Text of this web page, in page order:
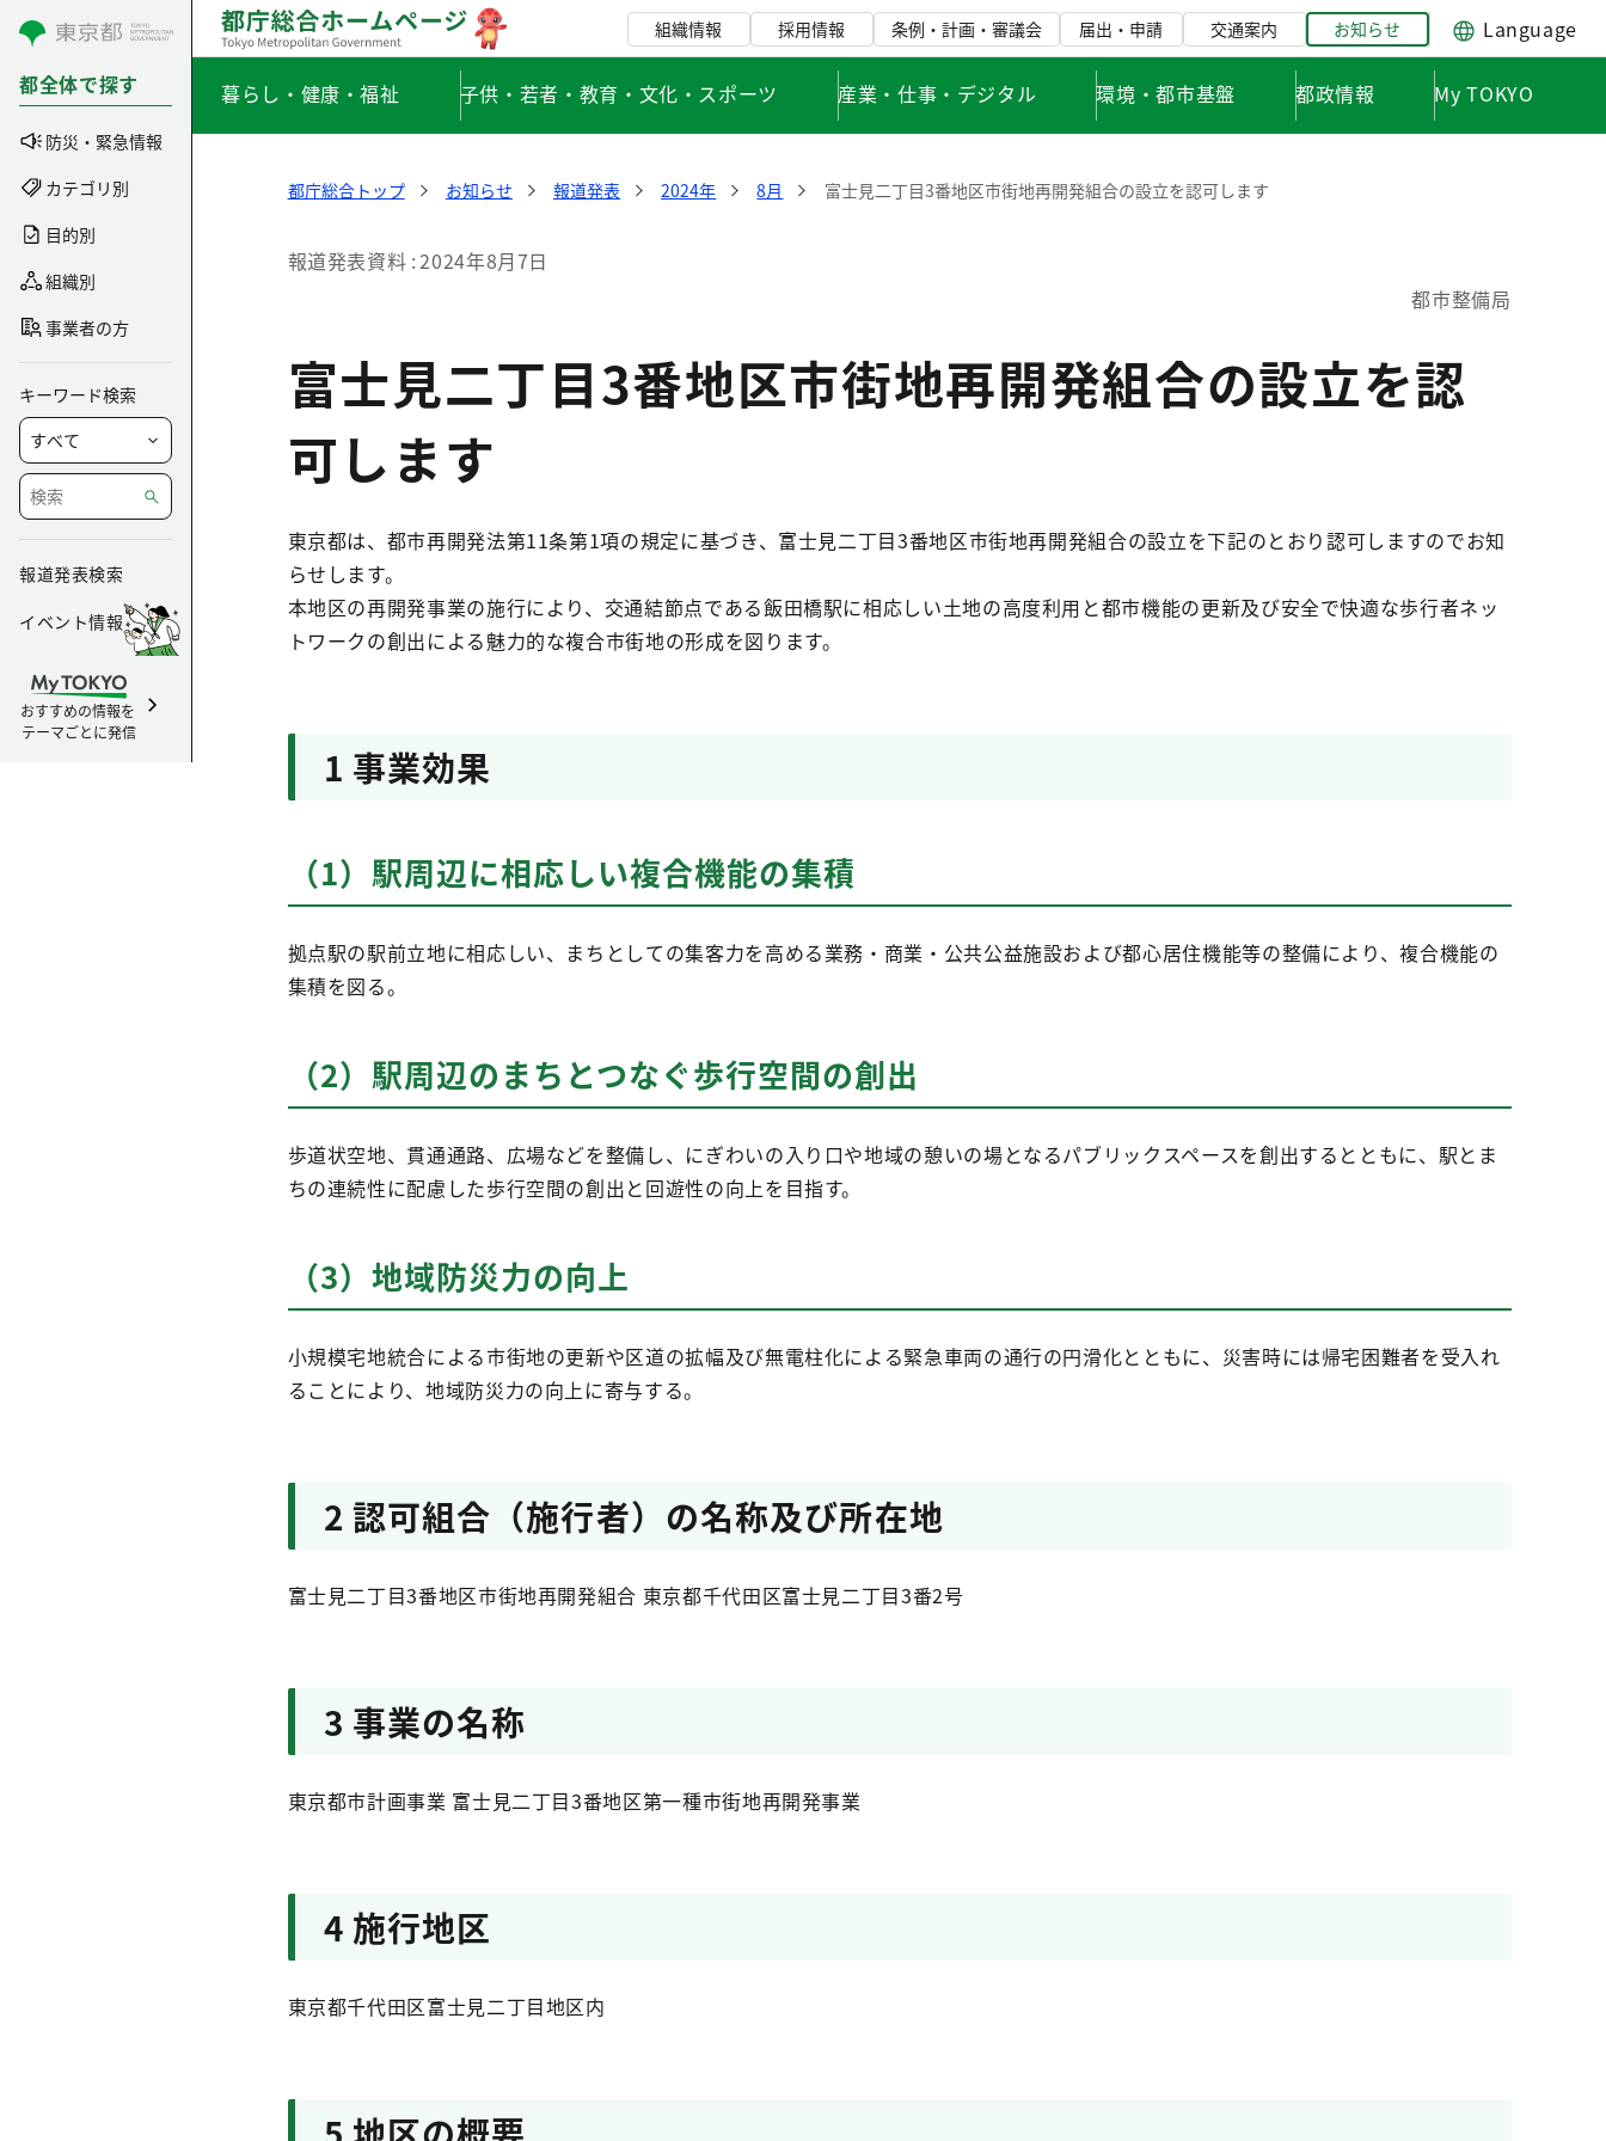
コンテンツにスキップ
都全体で探す
防災・緊急情報
カテゴリ別
目的別
組織別
事業者の方
キーワード検索
報道発表検索
イベント情報
おすすめの情報を
テーマごとに発信
組織情報 採用情報 条例・計画・審議会 届出・申請 交通案内 お知らせ Language
暮らし・健康・福祉 子供・若者・教育・文化・スポーツ 産業・仕事・デジタル 環境・都市基盤 都政情報 My TOKYO
都庁総合トップ お知らせ 報道発表 2024年 8月 富士見二丁目3番地区市街地再開発組合の設立を認可します
報道発表資料 2024年8月7日
都市整備局
富士見二丁目3番地区市街地再開発組合の設立を認
可します
東京都は、都市再開発法第11条第1項の規定に基づき、富士見二丁目3番地区市街地再開発組合の設立を下記のとおり認可しますのでお知
らせします。
本地区の再開発事業の施行により、交通結節点である飯田橋駅に相応しい土地の高度利用と都市機能の更新及び安全で快適な歩行者ネッ
トワークの創出による魅力的な複合市街地の形成を図ります。
1 事業効果
（1）駅周辺に相応しい複合機能の集積
拠点駅の駅前立地に相応しい、まちとしての集客力を高める業務・商業・公共公益施設および都心居住機能等の整備により、複合機能の
集積を図る。
（2）駅周辺のまちとつなぐ歩行空間の創出
歩道状空地、貫通通路、広場などを整備し、にぎわいの入り口や地域の憩いの場となるパブリックスペースを創出するとともに、駅とま
ちの連続性に配慮した歩行空間の創出と回遊性の向上を目指す。
（3）地域防災力の向上
小規模宅地統合による市街地の更新や区道の拡幅及び無電柱化による緊急車両の通行の円滑化とともに、災害時には帰宅困難者を受入れ
ることにより、地域防災力の向上に寄与する。
2 認可組合（施行者）の名称及び所在地
富士見二丁目3番地区市街地再開発組合 東京都千代田区富士見二丁目3番2号
3 事業の名称
東京都市計画事業 富士見二丁目3番地区第一種市街地再開発事業
4 施行地区
東京都千代田区富士見二丁目地区内